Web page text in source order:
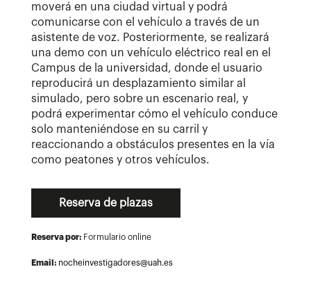
moverá en una ciudad virtual y podrá
comunicarse con el vehículo a través de un
asistente de voz. Posteriormente, se realizará
una demo con un vehículo eléctrico real en el
Campus de la universidad, donde el usuario
reproducirá un desplazamiento similar al
simulado, pero sobre un escenario real, y
podrá experimentar cómo el vehículo conduce
solo manteniéndose en su carril y
reaccionando a obstáculos presentes en la vía
como peatones y otros vehículos.
Reserva de plazas
Reserva por: Formulario online
Email: nocheinvestigadores@uah.es